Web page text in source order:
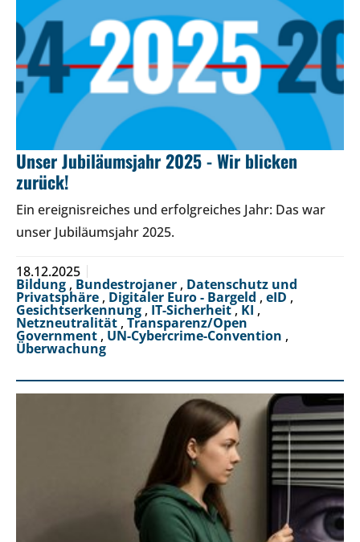
Unser Jubiläumsjahr 2025 - Wir blicken
zurück!
Ein ereignisreiches und erfolgreiches Jahr: Das war
unser Jubiläumsjahr 2025.
18.12.2025
Bildung , Bundestrojaner , Datenschutz und
Privatsphäre , Digitaler Euro - Bargeld , eID ,
Gesichtserkennung , IT-Sicherheit, KI ,
Netzneutralität , Transparenz/Open
Government , UN-Cybercrime-Convention ,
Überwachung